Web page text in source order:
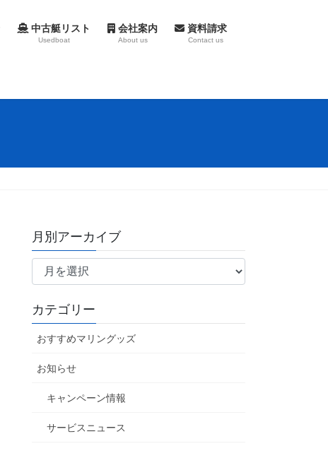
中古艇リスト
Usedboat
会社案内
About us
資料請求
Contact us
月別アーカイブ
月
ー
カ
イ
カテゴリー
おすすめマリングッズ
お知らせ
キャンペーン情報
サービスニュース